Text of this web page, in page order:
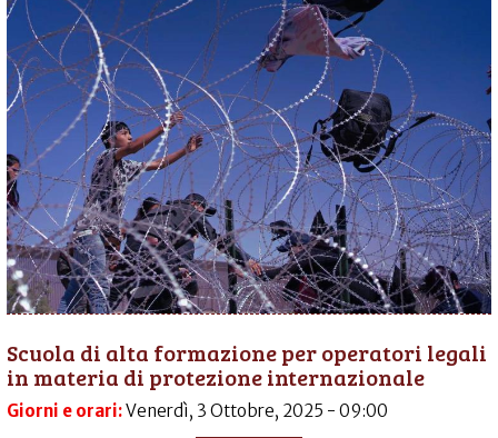
Scuola di alta formazione per operatori legali
in materia di protezione internazionale
Giorni e orari:Venerdì, 3 Ottobre, 2025 - 09:00